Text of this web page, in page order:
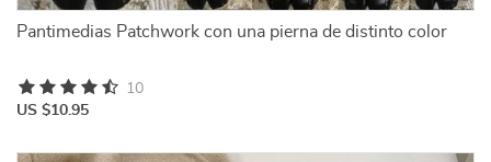
Pantimedias Patchwork con una pierna de distinto color
US $10.95
10